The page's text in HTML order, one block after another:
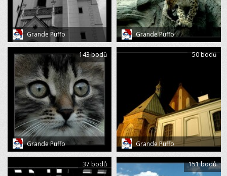
Grande Puffo Grande Puffo
Grande Puffo
143 bodů
Grande Puffo
50 bodů
37 bodů 151 bodů